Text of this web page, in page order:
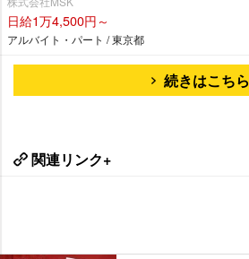
日給1万4,500円～
アルバイト・パート / 東京都
続きはこちら
関連リンク+